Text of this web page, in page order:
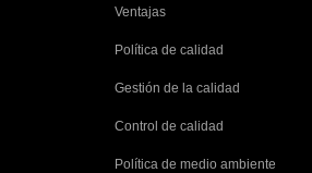
Ventajas
Política de calidad
Gestión de la calidad
Control de calidad
Política de medio ambiente